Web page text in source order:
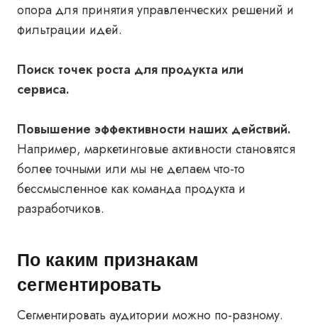
опора для принятия управленческих решений и
фильтрации идей.
Поиск точек роста для продукта или
сервиса.
Повышение эффективности наших действий.
Например, маркетинговые активности становятся
более точными или мы не делаем что-то
бессмысленное как команда продукта и
разработчиков.
По каким признакам
сегментировать
Сегментировать аудитории можно по-разному.